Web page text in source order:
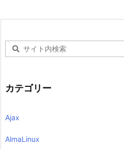
カテゴリー
Ajax
AlmaLinux